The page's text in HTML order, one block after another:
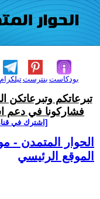
تيلكرامبنترست بودكاست
تبرعاتكم وتبرعاتكن
فشاركونا في دعم
[اشترك في
الحوار المتمدن -
الموقع الرئيسي